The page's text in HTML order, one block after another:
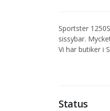
Sportster
sissybar.
Vi har butiker i
Status